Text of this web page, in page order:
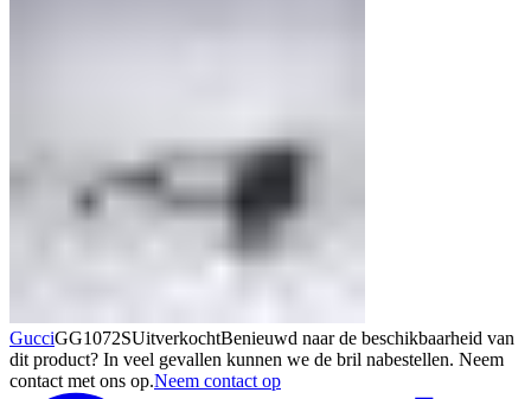
GucciGG1072SUitverkochtBenieuwd naar de beschikbaarheid van
dit product? In veel gevallen kunnen we de bril nabestellen. Neem
contact met ons op.Neem contact op